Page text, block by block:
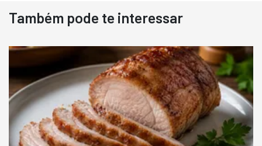
Também pode te interessar